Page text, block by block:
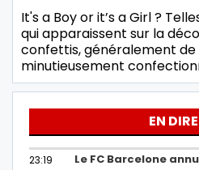
It's a Boy or it’s a Girl ?
qui apparaissent sur la
confettis, généralement
minutieusement
EN
23:19
Le FC Barcelone